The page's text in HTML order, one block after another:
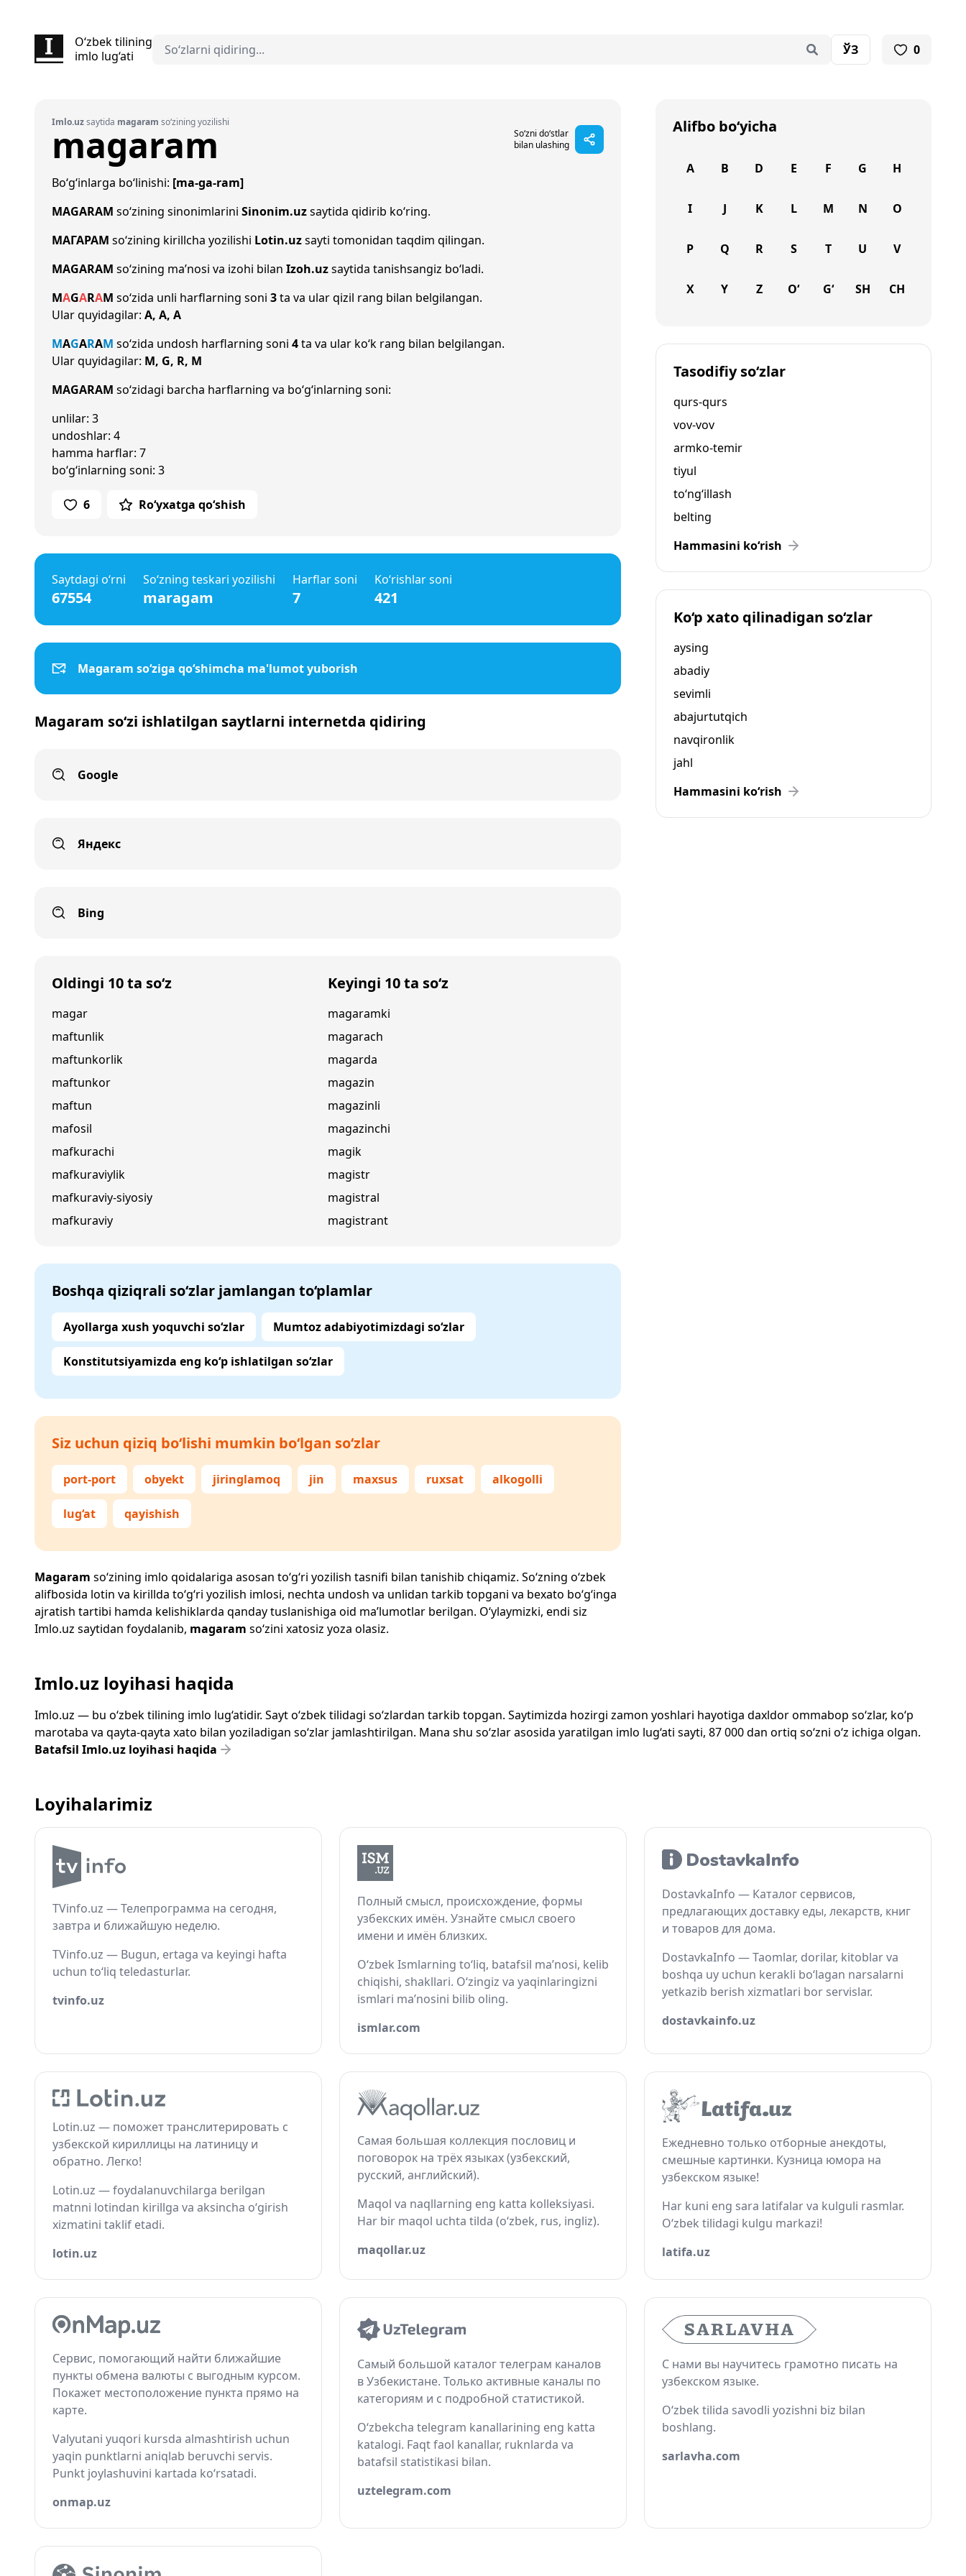
O‘zbek tilining
imlo lug‘ati
ЎЗ 0
Imlo.uzsaytida magaram so‘zining yozilishi
magaram
So‘zni do‘stlar
bilan ulashing
Bo‘g‘inlarga bo‘linishi: [ma-ga-ram]
MAGARAM so‘zining sinonimlarini Sinonim.uzsaytida qidirib ko‘ring.
МАГАРАМ so‘zining kirillcha yozilishi Lotin.uzsayti tomonidan taqdim qilingan.
MAGARAM so‘zining ma’nosi va izohi bilan Izoh.uzsaytida tanishsangiz bo‘ladi.
MAGARAM so‘zida unli harflarning soni 3ta va ular qizil rang bilan belgilangan.
Ular quyidagilar: A, A, A
MAGARAM so‘zida undosh harflarning soni 4ta va ular ko‘k rang bilan belgilangan.
Ular quyidagilar: M, G, R, M
MAGARAM so‘zidagi barcha harflarning va bo‘g‘inlarning soni:
unlilar: 3
undoshlar: 4
hamma harflar: 7
bo‘g‘inlarning soni: 3
6 Ro‘yxatga qo‘shish
Saytdagi o‘rni
67554
So‘zning teskari yozilishi
maragam
Harflar soni
7
Ko‘rishlar soni
421
Magaram so‘ziga qo‘shimcha ma'lumot yuborish
Magaram so‘zi ishlatilgan saytlarni internetda qidiring
Google
Яндекс
Bing
Oldingi 10 ta so‘z
magar
maftunlik
maftunkorlik
maftunkor
maftun
mafosil
mafkurachi
mafkuraviylik
mafkuraviy-siyosiy
mafkuraviy
Keyingi 10 ta so‘z
magaramki
magarach
magarda
magazin
magazinli
magazinchi
magik
magistr
magistral
magistrant
Boshqa qiziqrali so‘zlar jamlangan to‘plamlar
Ayollarga xush yoquvchi so‘zlar Mumtoz adabiyotimizdagi so‘zlar
Konstitutsiyamizda eng ko‘p ishlatilgan so‘zlar
Siz uchun qiziq bo‘lishi mumkin bo‘lgan so‘zlar
port-port obyekt jiringlamoq jin maxsus ruxsat alkogolli
lug‘at qayishish
Magaram so‘zining imlo qoidalariga asosan to‘g‘ri yozilish tasnifi bilan tanishib chiqamiz. So‘zning o‘zbek
alifbosida lotin va kirillda to‘g‘ri yozilish imlosi, nechta undosh va unlidan tarkib topgani va bexato bo‘g‘inga
ajratish tartibi hamda kelishiklarda qanday tuslanishiga oid ma’lumotlar berilgan. O‘ylaymizki, endi siz
Imlo.uz saytidan foydalanib, magaram so‘zini xatosiz yoza olasiz.
Alifbo bo‘yicha
A B D E F G H
I J K L M N O
P Q R S T U V
X Y Z O‘ G‘ SH CH
Tasodifiy so‘zlar
qurs-qurs
vov-vov
armko-temir
tiyul
to‘ng‘illash
belting
Hammasini ko‘rish
Ko‘p xato qilinadigan so‘zlar
aysing
abadiy
sevimli
abajurtutqich
navqironlik
jahl
Hammasini ko‘rish
Imlo.uz loyihasi haqida
Imlo.uz — bu o‘zbek tilining imlo lug‘atidir. Sayt o‘zbek tilidagi so‘zlardan tarkib topgan. Saytimizda hozirgi zamon yoshlari hayotiga daxldor ommabop so‘zlar, ko‘p
marotaba va qayta-qayta xato bilan yoziladigan so‘zlar jamlashtirilgan. Mana shu so‘zlar asosida yaratilgan imlo lug‘ati sayti, 87 000 dan ortiq so‘zni o‘z ichiga olgan.
Batafsil Imlo.uz loyihasi haqida
Loyihalarimiz
TVinfo.uz — Телепрограмма на сегодня,
завтра и ближайшую неделю.
TVinfo.uz — Bugun, ertaga va keyingi hafta
uchun to‘liq teledasturlar.
tvinfo.uz
Полный смысл, происхождение, формы
узбекских имён. Узнайте смысл своего
имени и имён близких.
O‘zbek Ismlarning to‘liq, batafsil ma’nosi, kelib
chiqishi, shakllari. O‘zingiz va yaqinlaringizni
ismlari ma’nosini bilib oling.
ismlar.com
DostavkaInfo — Каталог сервисов,
предлагающих доставку еды, лекарств, книг
и товаров для дома.
DostavkaInfo — Taomlar, dorilar, kitoblar va
boshqa uy uchun kerakli bo‘lagan narsalarni
yetkazib berish xizmatlari bor servislar.
dostavkainfo.uz
Lotin.uz — поможет транслитерировать с
узбекской кириллицы на латиницу и
обратно. Легко!
Lotin.uz — foydalanuvchilarga berilgan
matnni lotindan kirillga va aksincha o‘girish
xizmatini taklif etadi.
lotin.uz
Самая большая коллекция пословиц и
поговорок на трёх языках (узбекский,
русский, английский).
Maqol va naqllarning eng katta kolleksiyasi.
Har bir maqol uchta tilda (o‘zbek, rus, ingliz).
maqollar.uz
Ежедневно только отборные анекдоты,
смешные картинки. Кузница юмора на
узбекском языке!
Har kuni eng sara latifalar va kulguli rasmlar.
O‘zbek tilidagi kulgu markazi!
latifa.uz
Сервис, помогающий найти ближайшие
пункты обмена валюты с выгодным курсом.
Покажет местоположение пункта прямо на
карте.
Valyutani yuqori kursda almashtirish uchun
yaqin punktlarni aniqlab beruvchi servis.
Punkt joylashuvini kartada ko‘rsatadi.
onmap.uz
Самый большой каталог телеграм каналов
в Узбекистане. Только активные каналы по
категориям и с подробной статистикой.
O‘zbekcha telegram kanallarining eng katta
katalogi. Faqt faol kanallar, ruknlarda va
batafsil statistikasi bilan.
uztelegram.com
С нами вы научитесь грамотно писать на
узбекском языке.
O‘zbek tilida savodli yozishni biz bilan
boshlang.
sarlavha.com